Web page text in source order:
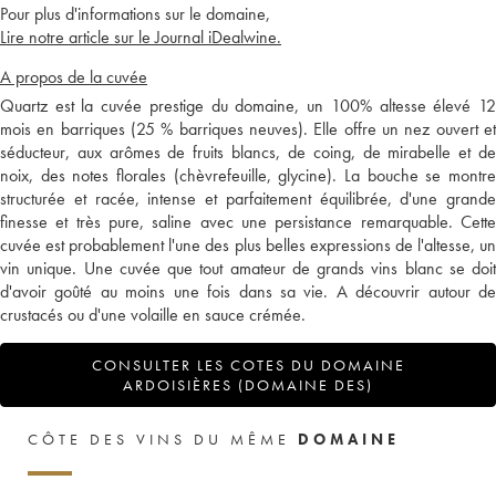
Pour plus d'informations sur le domaine,
Lire notre article sur le Journal iDealwine.
A propos de la cuvée
Quartz est la cuvée prestige du domaine, un 100% altesse élevé 12
mois en barriques (25 % barriques neuves). Elle offre un nez ouvert et
séducteur, aux arômes de fruits blancs, de coing, de mirabelle et de
noix, des notes florales (chèvrefeuille, glycine). La bouche se montre
structurée et racée, intense et parfaitement équilibrée, d'une grande
finesse et très pure, saline avec une persistance remarquable. Cette
cuvée est probablement l'une des plus belles expressions de l'altesse, un
vin unique. Une cuvée que tout amateur de grands vins blanc se doit
d'avoir goûté au moins une fois dans sa vie. A découvrir autour de
crustacés ou d'une volaille en sauce crémée.
CONSULTER LES COTES DU DOMAINE
ARDOISIÈRES (DOMAINE DES)
CÔTE DES VINS DU MÊME DOMAINE